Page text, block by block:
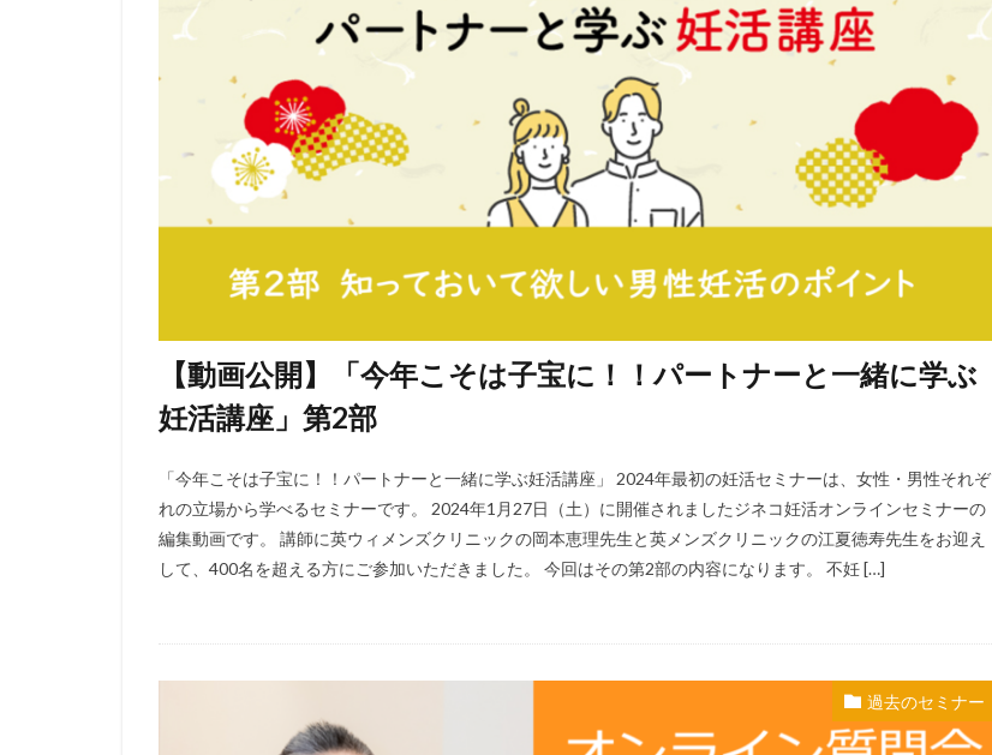
【動画公開】「今年こそは子宝に！！パートナーと一緒に学ぶ
妊活講座」第2部
「今年こそは子宝に！！パートナーと一緒に学ぶ妊活講座」 2024年最初の妊活セミナーは、女性・男性それぞ
れの立場から学べるセミナーです。 2024年1月27日（土）に開催されましたジネコ妊活オンラインセミナーの
編集動画です。 講師に英ウィメンズクリニックの岡本恵理先生と英メンズクリニックの江夏徳寿先生をお迎え
して、400名を超える方にご参加いただきました。 今回はその第2部の内容になります。 不妊 […]
過去のセミナー